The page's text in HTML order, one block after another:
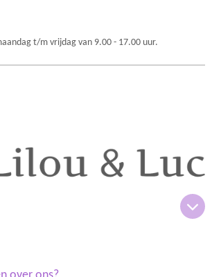
t/m vrijdag van 9.00 - 17.00 uur.